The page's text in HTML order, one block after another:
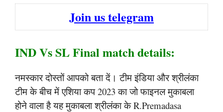
Join us telegram
IND Vs SL Final match details:
नमस्कार दोस्तों आपको बता दें। टीम इंडिया और श्रीलंका
टीम के बीच में एशिया कप 2023 का जो फाइनल मुकाबला
होने वाला है यह मुकाबला श्रीलंका के R.Premadasa